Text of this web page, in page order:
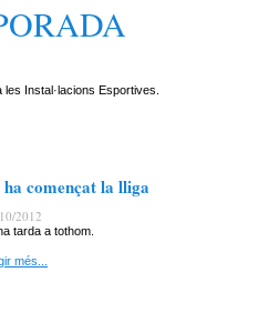
Instal·lacions Esportives.
començat la lliga
2012
tarda a tothom.
més...